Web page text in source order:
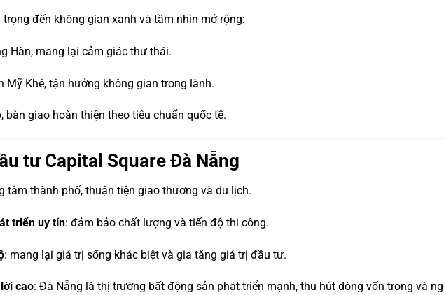
đến không gian xanh và tầm nhìn mở rộng:
Hàn, mang lại cảm giác thư thái.
Mỹ Khê, tận hưởng không gian trong lành.
bàn giao hoàn thiện theo tiêu chuẩn quốc tế.
tư Capital Square Đà Nẵng
tâm thành phố, thuận tiện giao thương và du lịch.
triển uy tín: đảm bảo chất lượng và tiến độ thi công.
: mang lại giá trị sống khác biệt và gia tăng giá trị đầu tư.
cao: Đà Nẵng là thị trường bất động sản phát triển mạnh, thu hút dòng vốn trong và